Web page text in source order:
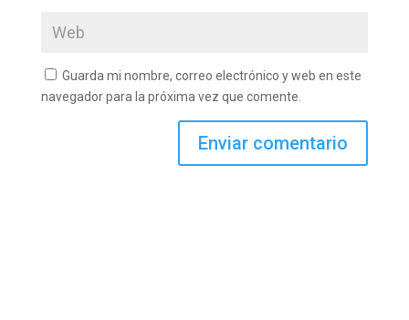
Guarda mi nombre, correo electrónico y web en este
navegador para la próxima vez que comente.